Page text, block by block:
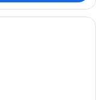
| Oppholdsområde |